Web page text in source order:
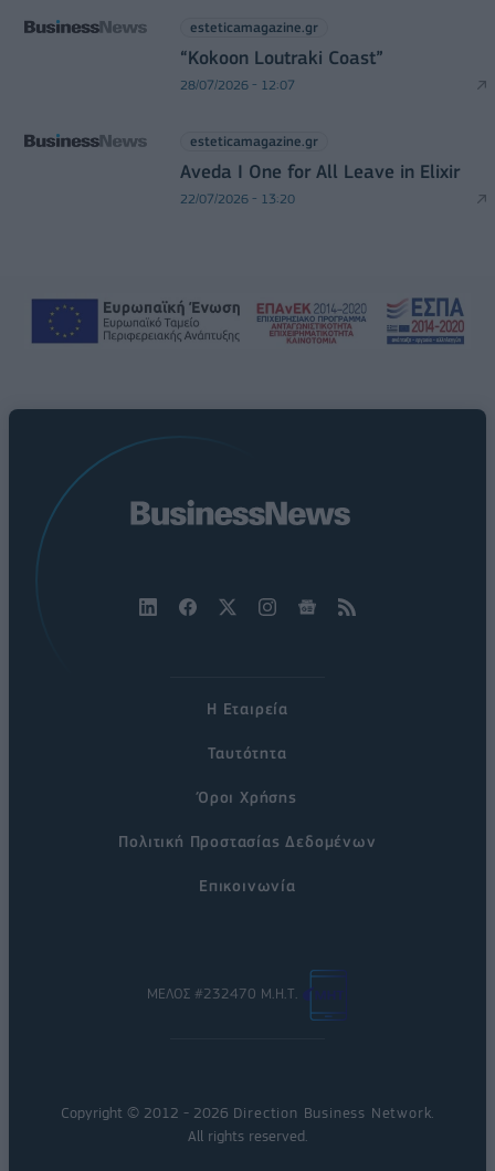
esteticamagazine.gr
“Kokoon Loutraki Coast”
28/07/2026 - 12:07
esteticamagazine.gr
Aveda I One for All Leave in Elixir
22/07/2026 - 13:20
Η Εταιρεία
Ταυτότητα
Όροι Χρήσης
Πολιτική Προστασίας Δεδομένων
Επικοινωνία
ΜΕΛΟΣ #232470 Μ.Η.Τ.
Copyright © 2012 - 2026 Direction Business Network.
All rights reserved.